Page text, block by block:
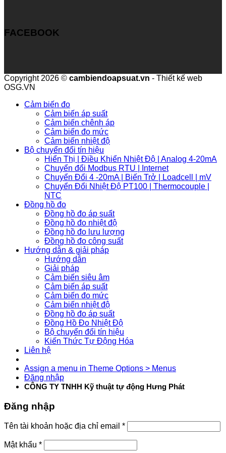
FACEBOOK
Copyright 2026 © cambiendoapsuat.vn - Thiết kế web
OSG.VN
Cảm biến đo
Cảm biến áp suất
Cảm biến chênh áp
Cảm biến đo mức
Cảm biến nhiệt độ
Bộ chuyển đổi tín hiệu
Hiển Thị | Điều Khiển Nhiệt Độ | Analog 4-20mA
Chuyển đổi Modbus RTU | Internet
Chuyển Đổi 4 -20mA | Biến Trở | Loadcell | mV
Chuyển Đổi Nhiệt Độ PT100 | Thermocouple |
NTC
Đồng hồ đo
Đồng hồ đo áp suất
Đồng hồ đo nhiệt độ
Đồng hồ đo lưu lượng
Đồng hồ đo công suất
Hướng dẫn & giải pháp
Hướng dẫn
Giải pháp
Cảm biến siêu âm
Cảm biến áp suất
Cảm biến đo mức
Cảm biến nhiệt độ
Đồng hồ đo áp suất
Đồng Hồ Đo Nhiệt Độ
Bộ chuyển đổi tín hiệu
Kiến Thức Tự Động Hóa
Liên hệ
Assign a menu in Theme Options > Menus
Đăng nhập
CÔNG TY TNHH Kỹ thuật tự động Hưng Phát
Đăng nhập
Tên tài khoản hoặc địa chỉ email *
Mật khẩu *